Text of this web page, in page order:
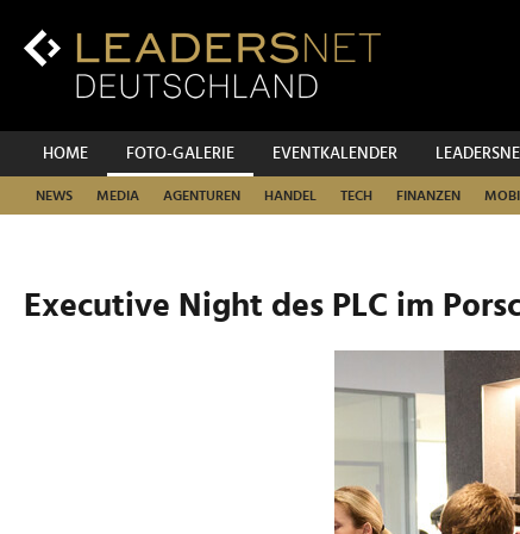
Inhalt
Hauptnavigation
HOME FOTO-GALERIE EVENTKALENDER
NEWS MEDIA AGENTUREN HANDEL TECH FINANZEN
Executive Night des PLC im